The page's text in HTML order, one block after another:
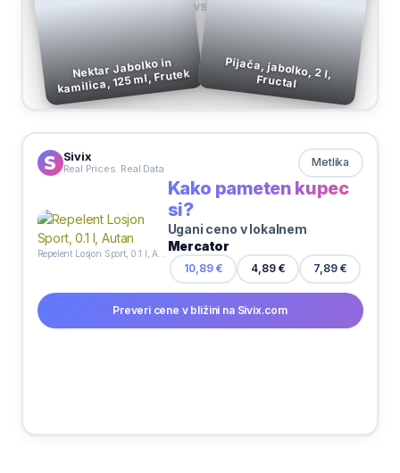
Nektar Jabolko in
kamilica, 125 ml, Frutek
VS
Pijača, jabolko, 2 l,
Fructal
Sivix
Real Prices. Real Data Metlika
Kako pameten kupec
si?
Ugani ceno v lokalnem
Mercator
10,89 € 4,89 € 7,89 €
Preveri cene v bližini na Sivix.com